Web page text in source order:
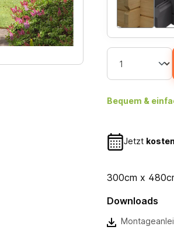
Bequem &
Jetzt
300cm x
Downloads